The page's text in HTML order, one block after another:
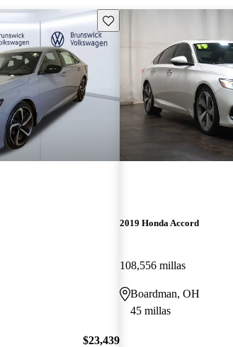
Guarda este Aviso
$23,439
2019 Honda Accord
108,556 millas
Boardman, OH
45 millas